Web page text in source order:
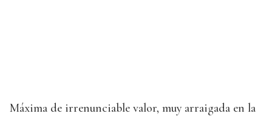
Máxima de irrenunciable valor, muy arraigada en la